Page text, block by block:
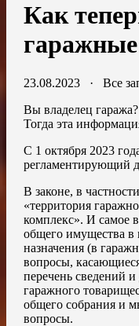
Как
23.08.2023· Все
Вы владелец гаража?
Тогда эта
С 1 октября 2023
регламентирующий
В законе, в
«территория
комплекс». И самое
общего имущества в
назначения (в
вопросы,
перечень сведений
гаражного
общего собрания и
вопросы.